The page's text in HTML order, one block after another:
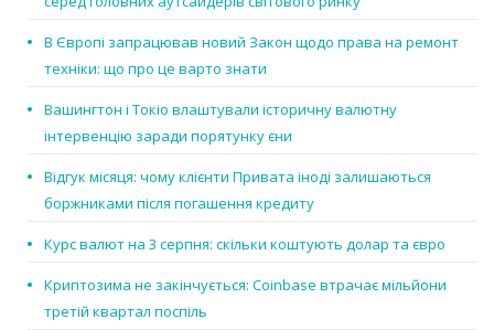
В Європі запрацював новий Закон щодо права на ремонт
техніки: що про це варто знати
Вашингтон і Токіо влаштували історичну валютну
інтервенцію заради порятунку єни
Відгук місяця: чому клієнти Привата іноді залишаються
боржниками після погашення кредиту
Курс валют на 3 серпня: скільки коштують долар та євро
Криптозима не закінчується: Coinbase втрачає мільйони
третій квартал поспіль